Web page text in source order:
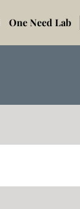
One Need Lab